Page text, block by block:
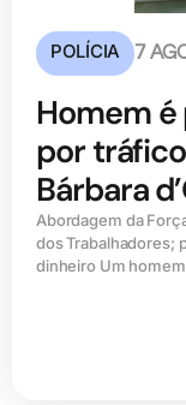
POLÍCIA 7
Homem
por
Bárbara
Abordagem da
dos Trabalhadores;
dinheiro Um